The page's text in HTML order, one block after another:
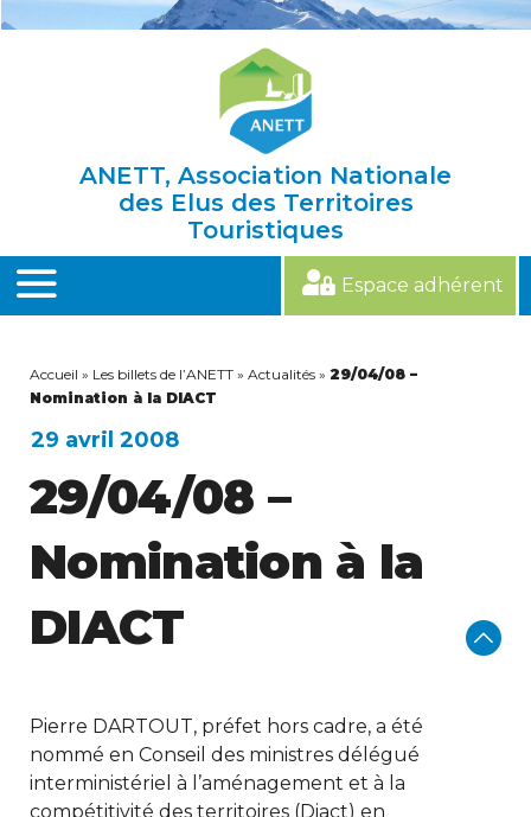
ANETT, Association Nationale
des Elus des Territoires
Touristiques
MENU
Espace adhérent
Accueil » Les billets de l’ANETT » Actualités » 29/04/08 –
Nomination à la DIACT
29 avril 2008
29/04/08 –
Nomination à la
DIACT
Pierre DARTOUT, préfet hors cadre, a été
nommé en Conseil des ministres délégué
interministériel à l’aménagement et à la
compétitivité des territoires (Diact) en